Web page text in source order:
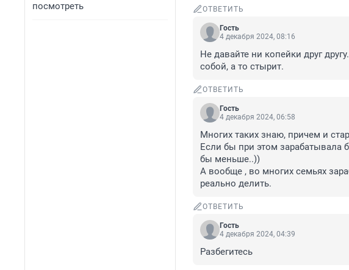
посмотреть
ОТВЕТИТЬ
Гость
4 декабря 2024, 08:16
Не давайте ни копейки друг
собой, а то стырит.
ОТВЕТИТЬ
Гость
4 декабря 2024, 06:58
Многих таких знаю, причем и
Если бы при этом зарабатывала
бы меньше..))
А вообще , во многих семьях
реально делить.
ОТВЕТИТЬ
Гость
4 декабря 2024, 04:39
Разбегитесь